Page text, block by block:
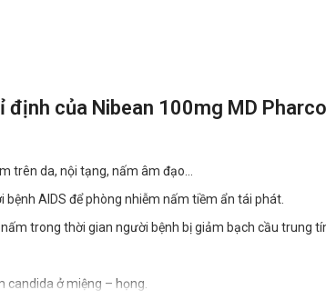
định của Nibean 100mg MD Pharco
trên da, nội tạng, nấm âm đạo…
bệnh AIDS để phòng nhiễm nấm tiềm ẩn tái phát.
trong thời gian người bệnh bị giảm bạch cầu trung
candida ở miệng – họng.